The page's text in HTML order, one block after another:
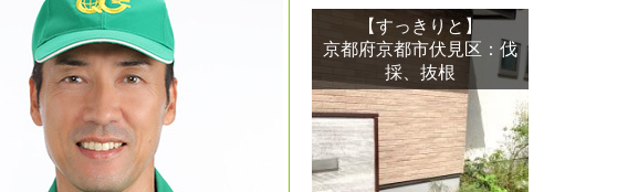
【すっきりと】
京都府京都市伏見区：伐
採、抜根